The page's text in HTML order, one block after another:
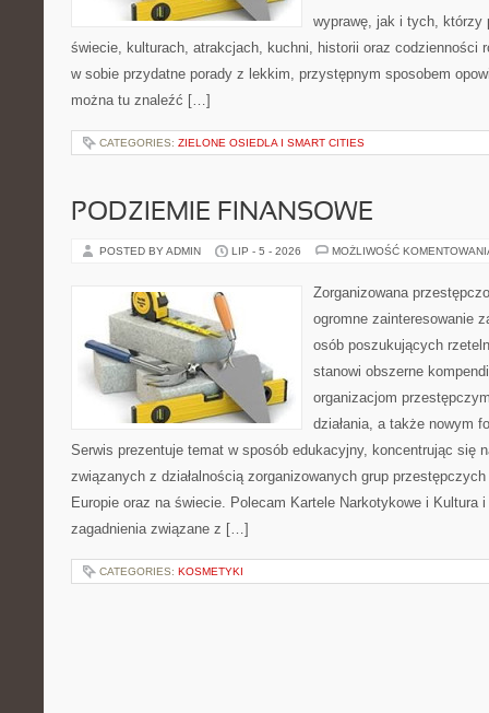
wyprawę, jak i tych, którzy
świecie, kulturach, atrakcjach, kuchni, historii oraz codzienności
w sobie przydatne porady z lekkim, przystępnym sposobem
można tu znaleźć […]
CATEGORIES: ZIELONE OSIEDLA I SMART CITIES
PODZIEMIE FINANSOWE
POSTED BY ADMIN LIP - 5 - 2026 MOŻLIWOŚĆ
Zorganizowana
ogromne zainteresowanie
osób poszukujących
stanowi obszerne
organizacjom
działania, a także nowym
Serwis prezentuje temat w sposób edukacyjny, koncentrując się
związanych z działalnością zorganizowanych grup
Europie oraz na świecie. Polecam Kartele Narkotykowe i Kultura
zagadnienia związane z […]
CATEGORIES: KOSMETYKI